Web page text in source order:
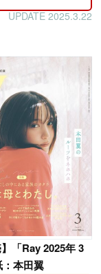
UPDATE 2025.3.22
「Ray 2025年 3
：本田翼